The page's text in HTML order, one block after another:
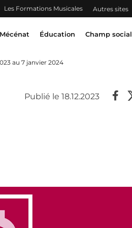
Les Formations Musicales Autres sites
Mécénat Éducation Champ social
au 7 janvier 2024
Publié le 18.12.2023